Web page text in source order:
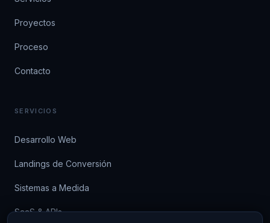
Proyectos
Proceso
Contacto
SERVICIOS
Desarrollo Web
Landings de Conversión
Sistemas a Medida
SaaS & APIs